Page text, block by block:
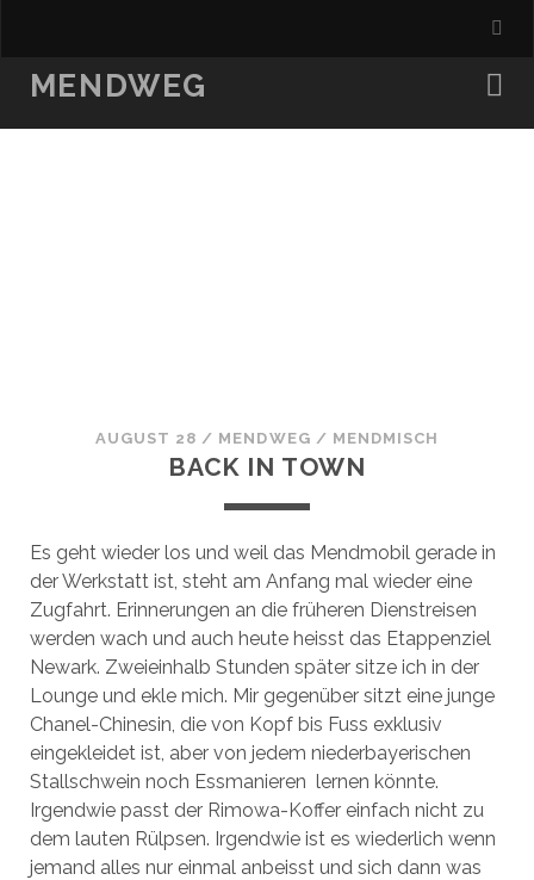
MENDWEG
AUGUST 28 / MENDWEG / MENDMISCH
BACK IN TOWN
Es geht wieder los und weil das Mendmobil gerade in
der Werkstatt ist, steht am Anfang mal wieder eine
Zugfahrt. Erinnerungen an die früheren Dienstreisen
werden wach und auch heute heisst das Etappenziel
Newark. Zweieinhalb Stunden später sitze ich in der
Lounge und ekle mich. Mir gegenüber sitzt eine junge
Chanel-Chinesin, die von Kopf bis Fuss exklusiv
eingekleidet ist, aber von jedem niederbayerischen
Stallschwein noch Essmanieren lernen könnte.
Irgendwie passt der Rimowa-Koffer einfach nicht zu
dem lauten Rülpsen. Irgendwie ist es wiederlich wenn
jemand alles nur einmal anbeisst und sich dann was